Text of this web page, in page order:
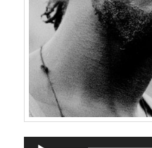
Reproductor